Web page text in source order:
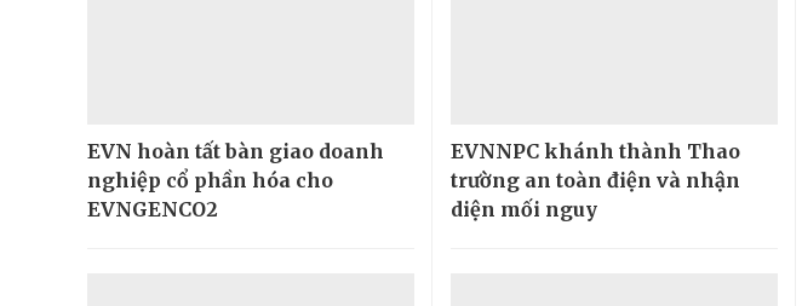
EVN hoàn tất bàn giao doanh
nghiệp cổ phần hóa cho
EVNGENCO2
EVNNPC khánh thành Thao
trường an toàn điện và nhận
diện mối nguy